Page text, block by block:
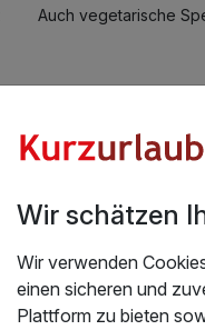
52,00 €
39,00 €
Auch vegetarische
wir bisher immer
und kompetent
Wir schätzen
Wir verwenden
einen sicheren und
Plattform zu bieten